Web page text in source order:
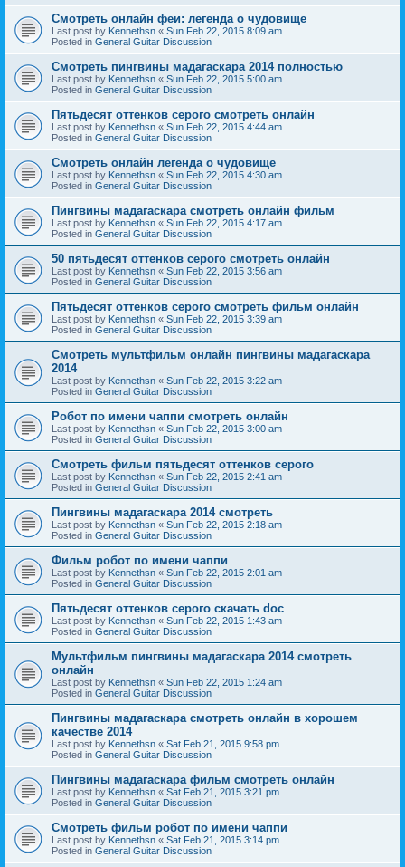
Смотреть онлайн феи: легенда о чудовище
Last post by Kennethsn « Sun Feb 22, 2015 8:09 am
Posted in General Guitar Discussion
Смотреть пингвины мадагаскара 2014 полностью
Last post by Kennethsn « Sun Feb 22, 2015 5:00 am
Posted in General Guitar Discussion
Пятьдесят оттенков серого смотреть онлайн
Last post by Kennethsn « Sun Feb 22, 2015 4:44 am
Posted in General Guitar Discussion
Смотреть онлайн легенда о чудовище
Last post by Kennethsn « Sun Feb 22, 2015 4:30 am
Posted in General Guitar Discussion
Пингвины мадагаскара смотреть онлайн фильм
Last post by Kennethsn « Sun Feb 22, 2015 4:17 am
Posted in General Guitar Discussion
50 пятьдесят оттенков серого смотреть онлайн
Last post by Kennethsn « Sun Feb 22, 2015 3:56 am
Posted in General Guitar Discussion
Пятьдесят оттенков серого смотреть фильм онлайн
Last post by Kennethsn « Sun Feb 22, 2015 3:39 am
Posted in General Guitar Discussion
Смотреть мультфильм онлайн пингвины мадагаскара
2014
Last post by Kennethsn « Sun Feb 22, 2015 3:22 am
Posted in General Guitar Discussion
Робот по имени чаппи смотреть онлайн
Last post by Kennethsn « Sun Feb 22, 2015 3:00 am
Posted in General Guitar Discussion
Смотреть фильм пятьдесят оттенков серого
Last post by Kennethsn « Sun Feb 22, 2015 2:41 am
Posted in General Guitar Discussion
Пингвины мадагаскара 2014 смотреть
Last post by Kennethsn « Sun Feb 22, 2015 2:18 am
Posted in General Guitar Discussion
Фильм робот по имени чаппи
Last post by Kennethsn « Sun Feb 22, 2015 2:01 am
Posted in General Guitar Discussion
Пятьдесят оттенков серого скачать doc
Last post by Kennethsn « Sun Feb 22, 2015 1:43 am
Posted in General Guitar Discussion
Мультфильм пингвины мадагаскара 2014 смотреть
онлайн
Last post by Kennethsn « Sun Feb 22, 2015 1:24 am
Posted in General Guitar Discussion
Пингвины мадагаскара смотреть онлайн в хорошем
качестве 2014
Last post by Kennethsn « Sat Feb 21, 2015 9:58 pm
Posted in General Guitar Discussion
Пингвины мадагаскара фильм смотреть онлайн
Last post by Kennethsn « Sat Feb 21, 2015 3:21 pm
Posted in General Guitar Discussion
Смотреть фильм робот по имени чаппи
Last post by Kennethsn « Sat Feb 21, 2015 3:14 pm
Posted in General Guitar Discussion